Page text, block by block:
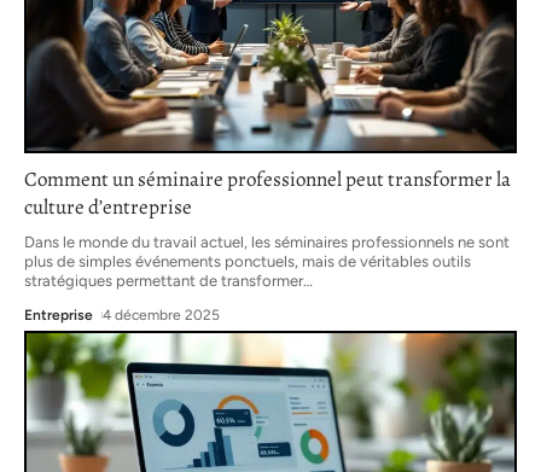
Comment un séminaire professionnel peut transformer la
culture d’entreprise
Dans le monde du travail actuel, les séminaires professionnels ne sont
plus de simples événements ponctuels, mais de véritables outils
stratégiques permettant de transformer
Entreprise 4 décembre 2025